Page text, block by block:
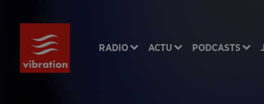
RADIO ACTU PODCASTS